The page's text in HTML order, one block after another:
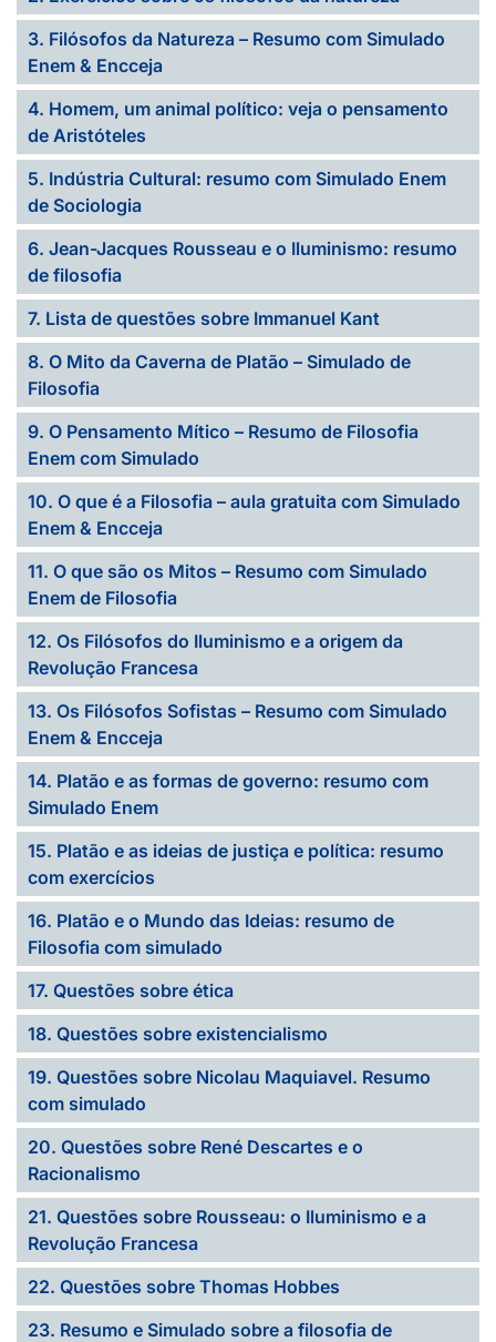
3. Filósofos da Natureza – Resumo com Simulado
Enem & Encceja
4. Homem, um animal político: veja o pensamento
de Aristóteles
5. Indústria Cultural: resumo com Simulado Enem
de Sociologia
6. Jean-Jacques Rousseau e o Iluminismo: resumo
de filosofia
7. Lista de questões sobre Immanuel Kant
8. O Mito da Caverna de Platão – Simulado de
Filosofia
9. O Pensamento Mítico – Resumo de Filosofia
Enem com Simulado
10. O que é a Filosofia – aula gratuita com Simulado
Enem & Encceja
11. O que são os Mitos – Resumo com Simulado
Enem de Filosofia
12. Os Filósofos do Iluminismo e a origem da
Revolução Francesa
13. Os Filósofos Sofistas – Resumo com Simulado
Enem & Encceja
14. Platão e as formas de governo: resumo com
Simulado Enem
15. Platão e as ideias de justiça e política: resumo
com exercícios
16. Platão e o Mundo das Ideias: resumo de
Filosofia com simulado
17. Questões sobre ética
18. Questões sobre existencialismo
19. Questões sobre Nicolau Maquiavel. Resumo
com simulado
20. Questões sobre René Descartes e o
Racionalismo
21. Questões sobre Rousseau: o Iluminismo e a
Revolução Francesa
22. Questões sobre Thomas Hobbes
23. Resumo e Simulado sobre a filosofia de